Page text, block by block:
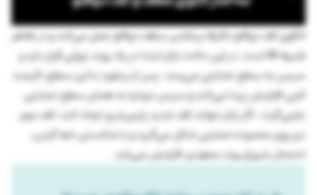
الگوی کف دوقلو دقیقا برعکس سقف دوقلو عمل می‌کند و در ظاهر
شبیه W است. در این حالت بازار ابتدا در یک روند نزولی قرار دارد و
سپس به سطح حمایتی می‌رسد. پس از برخورد با این سطح، قیمت
کمی افزایش پیدا می‌کند و سپس دوباره به همان سطح حمایتی
بازمی‌گردد. اگر بازار نتواند کف جدید پایین‌تری ایجاد کند، کف دوم
نیز روی محدوده حمایتی شکل می‌گیرد و با شکستن خط گردن،
احتمال شروع روند صعودی افزایش می‌یابد.